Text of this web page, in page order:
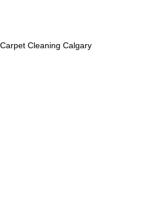
Carpet Cleaning Calgary